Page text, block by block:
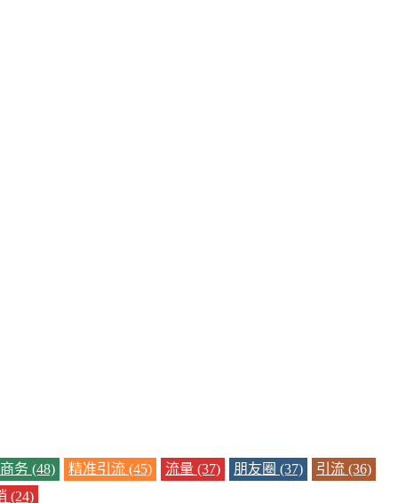
务 (48) 精准引流 (45) 流量 (37) 朋友圈 (37)
引流 (36)
(24)